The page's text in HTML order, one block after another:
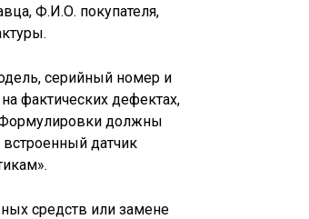
Ф.И.О. покупателя,
серийный номер и
фактических дефектах,
Формулировки должны
датчик
средств или замене